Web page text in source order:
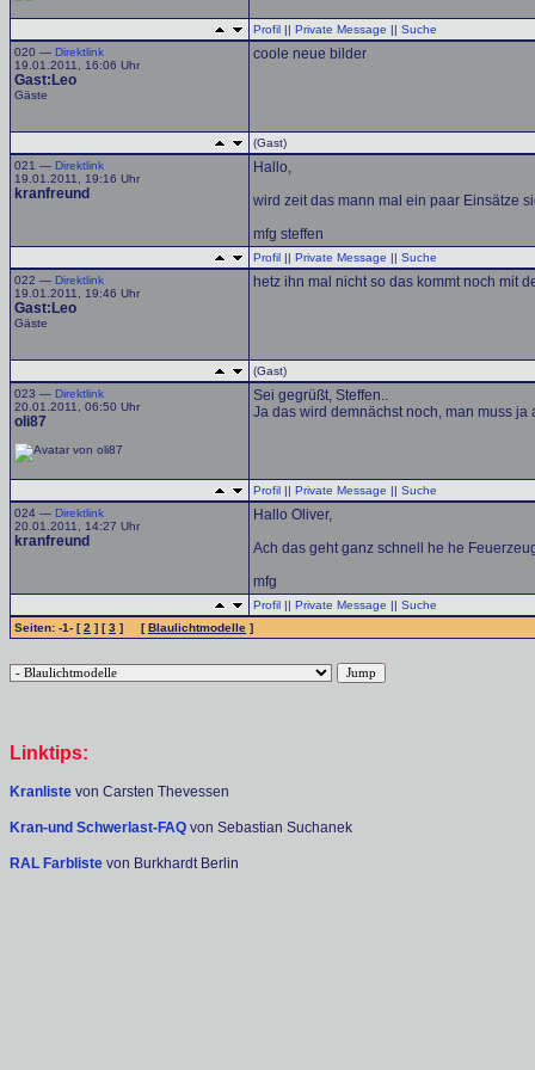
Profil || Private Message || Suche
020 — Direktlink
19.01.2011, 16:06 Uhr
Gast:Leo
Gäste
coole neue bilder
(Gast)
021 — Direktlink
19.01.2011, 19:16 Uhr
kranfreund
Hallo,
wird zeit das mann mal ein paar Einsätze
mfg steffen
Profil || Private Message || Suche
022 — Direktlink
19.01.2011, 19:46 Uhr
Gast:Leo
Gäste
hetz ihn mal nicht so das kommt noch mit
(Gast)
023 — Direktlink
20.01.2011, 06:50 Uhr
oli87
Sei gegrüßt, Steffen..
Ja das wird demnächst noch, man muss
Profil || Private Message || Suche
024 — Direktlink
20.01.2011, 14:27 Uhr
kranfreund
Hallo Oliver,
Ach das geht ganz schnell he he
mfg
Profil || Private Message || Suche
Seiten: -1- [2 ] [3 ] [Blaulichtmodelle ]
Linktips:
Kranliste von Carsten Thevessen
Kran-und Schwerlast-FAQ von Sebastian Suchanek
RAL Farbliste von Burkhardt Berlin